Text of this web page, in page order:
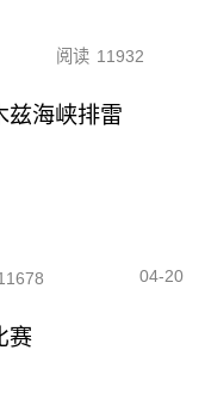
阅读 11932
兹海峡排雷
04-20
赛